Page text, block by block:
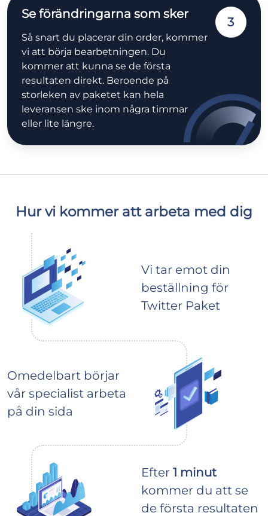
Se förändringarna som sker
Så snart du placerar din order, kommer
vi att börja bearbetningen. Du
kommer att kunna se de första
resultaten direkt. Beroende på
storleken av paketet kan hela
leveransen ske inom några timmar
eller lite längre.
3
Hur vi kommer att arbeta med dig
Vi tar emot din
beställning för
Twitter Paket
Omedelbart börjar
vår specialist arbeta
på din sida
Efter 1 minut
kommer du att se
de första resultaten